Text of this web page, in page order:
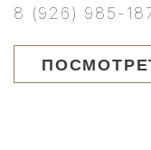
8 (926) 985-